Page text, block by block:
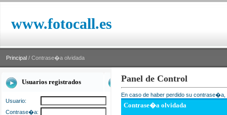
www.fotocall.es
Principal / Contrase�a olvidada
Usuarios registrados
Usuario:
Contrase�a:
Panel de Control
En caso de haber perdido su
Contrase�a olvidada